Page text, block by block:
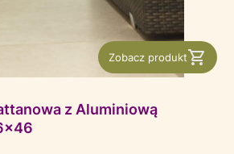
Zobacz produkt
z Aluminiową